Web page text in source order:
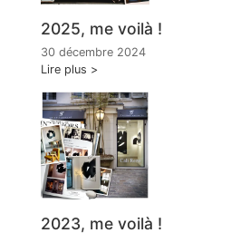
2025, me voilà !
30 décembre 2024
Lire plus
2023, me voilà !